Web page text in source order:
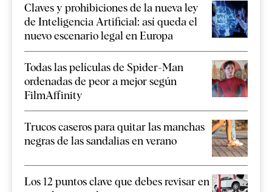
Claves y prohibiciones de la nueva ley
de Inteligencia Artificial: así queda el
nuevo escenario legal en Europa
Todas las películas de Spider-Man
ordenadas de peor a mejor según
FilmAffinity
Trucos caseros para quitar las manchas
negras de las sandalias en verano
Los 12 puntos clave que debes revisar en